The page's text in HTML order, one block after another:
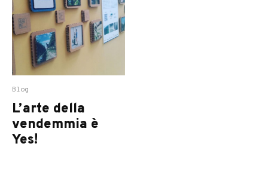
Blog
L’arte della
vendemmia è
Yes!